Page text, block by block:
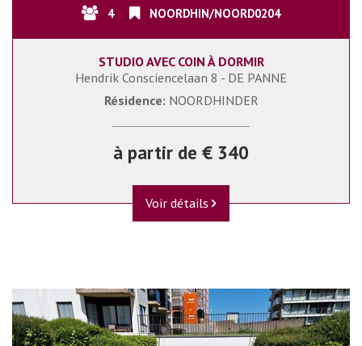
4 NOORDHIN/NOORD0204
STUDIO AVEC COIN À DORMIR
Hendrik Consciencelaan 8 - DE PANNE
Résidence: NOORDHINDER
à partir de € 340
Voir détails